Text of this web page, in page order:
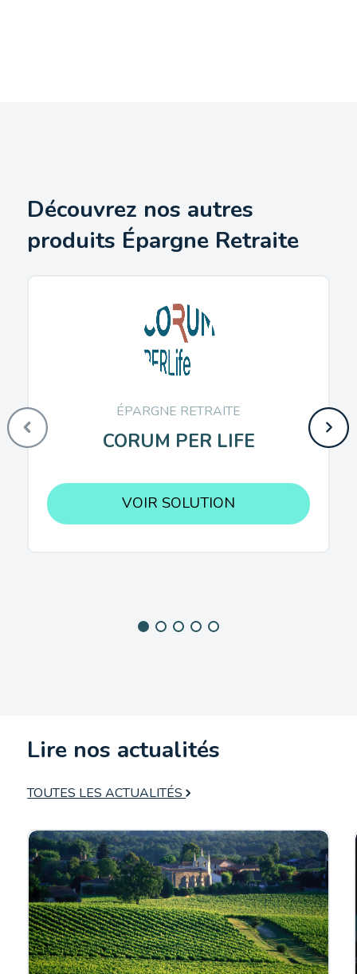
Découvrez nos autres
produits Épargne Retraite
ÉPARGNE RETRAITE
CORUM PER LIFE
VOIR SOLUTION
Lire nos actualités
TOUTES LES ACTUALITÉS